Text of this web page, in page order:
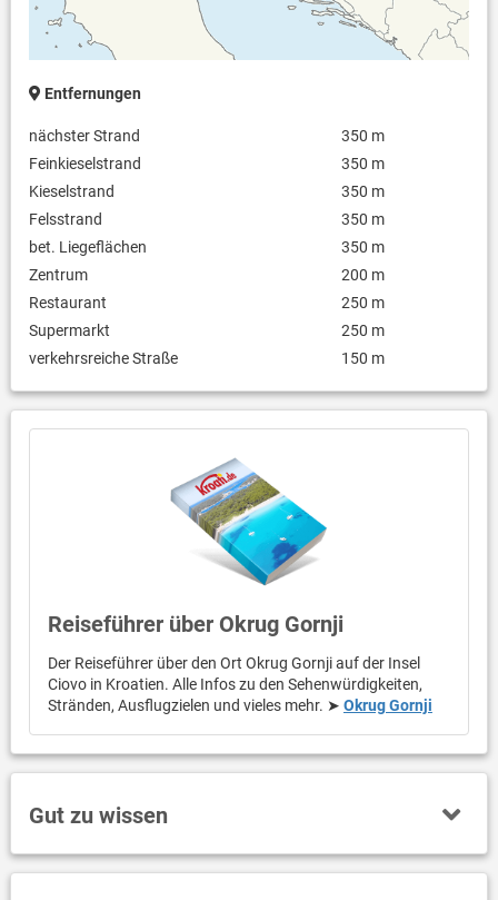
Entfernungen
nächster Strand
350 m
Feinkieselstrand
350 m
Kieselstrand
350 m
Felsstrand
350 m
bet. Liegeflächen
350 m
Zentrum
200 m
Restaurant
250 m
Supermarkt
250 m
verkehrsreiche Straße
150 m
Reiseführer über Okrug Gornji
Der Reiseführer über den Ort Okrug Gornji auf der Insel
Ciovo in Kroatien. Alle Infos zu den Sehenwürdigkeiten,
Stränden, Ausflugzielen und vieles mehr. ➤ Okrug Gornji
Gut zu wissen